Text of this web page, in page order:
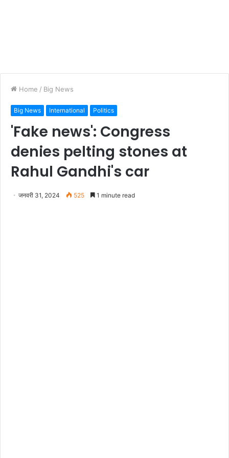
Home / Big News
Big News International Politics
'Fake news': Congress
denies pelting stones at
Rahul Gandhi's car
जनवरी 31, 2024 525 1 minute read